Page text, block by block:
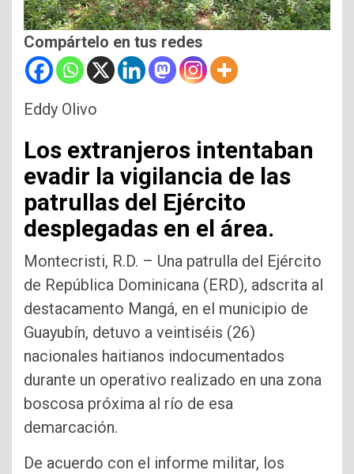
Compártelo en tus redes
Eddy Olivo
Los extranjeros intentaban
evadir la vigilancia de las
patrullas del Ejército
desplegadas en el área.
Montecristi, R.D. – Una patrulla del Ejército
de República Dominicana (ERD), adscrita al
destacamento Mangá, en el municipio de
Guayubín, detuvo a veintiséis (26)
nacionales haitianos indocumentados
durante un operativo realizado en una zona
boscosa próxima al río de esa
demarcación.
De acuerdo con el informe militar, los